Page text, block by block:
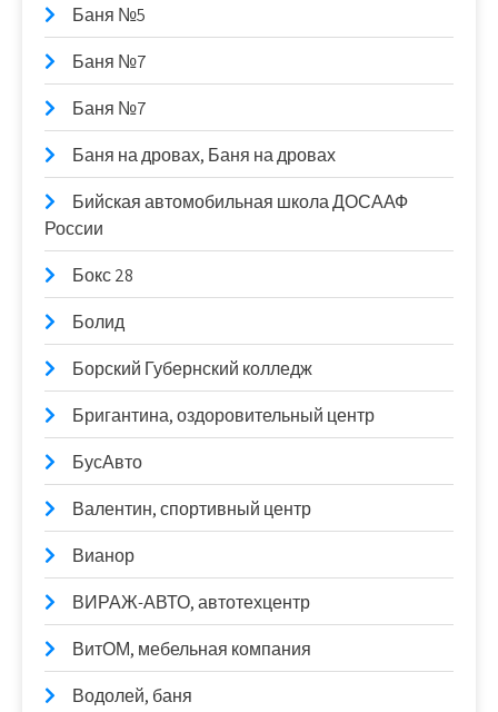
Баня №5
Баня №7
Баня №7
Баня на дровах, Баня на дровах
Бийская автомобильная школа ДОСААФ
России
Бокс 28
Болид
Борский Губернский колледж
Бригантина, оздоровительный центр
БусАвто
Валентин, спортивный центр
Вианор
ВИРАЖ-АВТО, автотехцентр
ВитОМ, мебельная компания
Водолей, баня